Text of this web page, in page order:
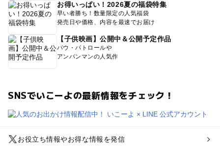
お得いっぱい！2026夏の福袋特集
早い者勝ち！数量限定の人気福袋
発売日や価格、内容を最速でお届け
【子供映画】公開中＆公開予定作品
パウ・パトロールや
アンパンマンの人気作
SNSでいこーよの最新情報をチェック！
お役立ち情報やお得な情報を発信